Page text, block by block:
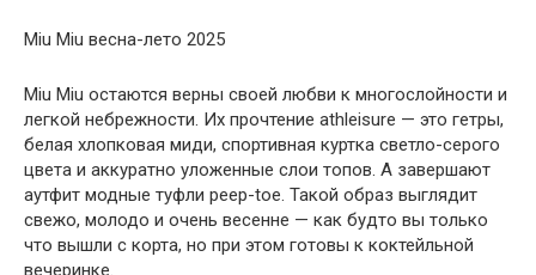
Miu Miu весна-лето 2025
Miu Miu остаются верны своей любви к многослойности и
легкой небрежности. Их прочтение athleisure — это гетры,
белая хлопковая миди, спортивная куртка светло-серого
цвета и аккуратно уложенные слои топов. А завершают
аутфит модные туфли peep-toe. Такой образ выглядит
свежо, молодо и очень весенне — как будто вы только
что вышли с корта, но при этом готовы к коктейльной
вечеринке.